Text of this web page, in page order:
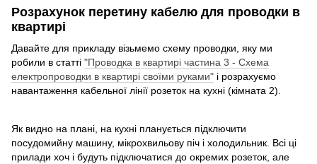
Розрахунок перетину кабелю для проводки в
квартирі
Давайте для прикладу візьмемо схему проводки, яку ми
робили в статті "Проводка в квартирі частина 3 - Схема
електропроводки в квартирі своїми руками" і розрахуємо
навантаження кабельної лінії розеток на кухні (кімната 2).
Як видно на плані, на кухні планується підключити
посудомийну машину, мікрохвильову піч і холодильник. Всі ці
прилади хоч і будуть підключатися до окремих розеток, але